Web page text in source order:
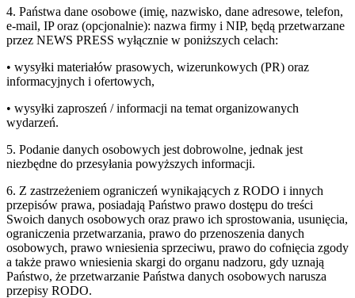
4. Państwa dane osobowe (imię, nazwisko, dane adresowe, telefon,
e-mail, IP oraz (opcjonalnie): nazwa firmy i NIP, będą przetwarzane
przez NEWS PRESS wyłącznie w poniższych celach:
• wysyłki materiałów prasowych, wizerunkowych (PR) oraz
informacyjnych i ofertowych,
• wysyłki zaproszeń / informacji na temat organizowanych
wydarzeń.
5. Podanie danych osobowych jest dobrowolne, jednak jest
niezbędne do przesyłania powyższych informacji.
6. Z zastrzeżeniem ograniczeń wynikających z RODO i innych
przepisów prawa, posiadają Państwo prawo dostępu do treści
Swoich danych osobowych oraz prawo ich sprostowania, usunięcia,
ograniczenia przetwarzania, prawo do przenoszenia danych
osobowych, prawo wniesienia sprzeciwu, prawo do cofnięcia zgody
a także prawo wniesienia skargi do organu nadzoru, gdy uznają
Państwo, że przetwarzanie Państwa danych osobowych narusza
przepisy RODO.